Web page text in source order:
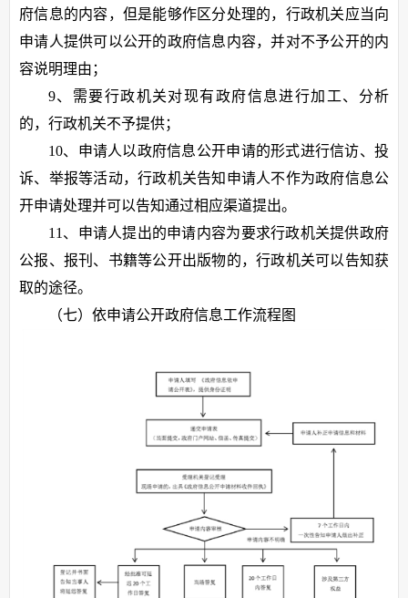
府信息的内容，但是能够作区分处理的，行政机关应当向
申请人提供可以公开的政府信息内容，并对不予公开的内
容说明理由；
9、需要行政机关对现有政府信息进行加工、分析
的，行政机关不予提供；
10、申请人以政府信息公开申请的形式进行信访、投
诉、举报等活动，行政机关告知申请人不作为政府信息公
开申请处理并可以告知通过相应渠道提出。
11、申请人提出的申请内容为要求行政机关提供政府
公报、报刊、书籍等公开出版物的，行政机关可以告知获
取的途径。
（七）依申请公开政府信息工作流程图